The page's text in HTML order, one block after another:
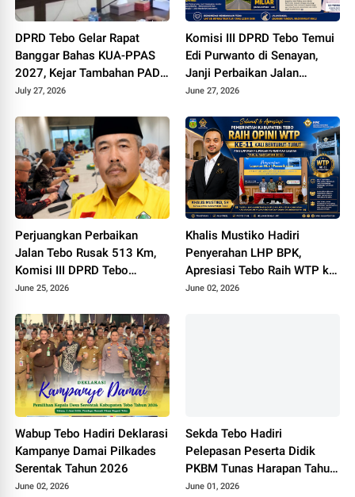
DPRD Tebo Gelar Rapat
Banggar Bahas KUA-PPAS
2027, Kejar Tambahan PAD
dan DBH Sawit
July 27, 2026
Komisi III DPRD Tebo Temui
Edi Purwanto di Senayan,
Janji Perbaikan Jalan
Padang lamo Rp70 Miliar
June 27, 2026
Perjuangkan Perbaikan
Jalan Tebo Rusak 513 Km,
Komisi III DPRD Tebo
Datangi Kemen PU
June 25, 2026
Khalis Mustiko Hadiri
Penyerahan LHP BPK,
Apresiasi Tebo Raih WTP ke
11
June 02, 2026
Wabup Tebo Hadiri Deklarasi
Kampanye Damai Pilkades
Serentak Tahun 2026
June 02, 2026
Sekda Tebo Hadiri
Pelepasan Peserta Didik
PKBM Tunas Harapan Tahun
Pelajaran 2025 - 2026
June 01, 2026